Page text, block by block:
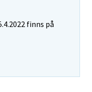
finns på